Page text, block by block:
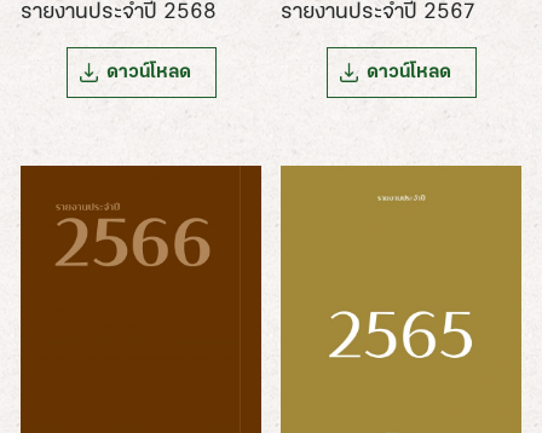
รายงานประจำปี 2568
ดาวน์โหลด
รายงานประจำปี 2567
ดาวน์โหลด